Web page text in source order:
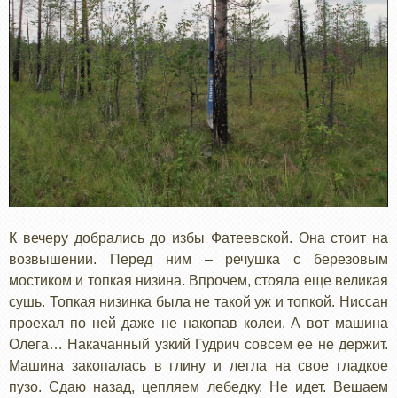
К вечеру добрались до избы Фатеевской. Она стоит на
возвышении. Перед ним – речушка с березовым
мостиком и топкая низина. Впрочем, стояла еще великая
сушь. Топкая низинка была не такой уж и топкой. Ниссан
проехал по ней даже не накопав колеи. А вот машина
Олега… Накачанный узкий Гудрич совсем ее не держит.
Машина закопалась в глину и легла на свое гладкое
пузо. Сдаю назад, цепляем лебедку. Не идет. Вешаем